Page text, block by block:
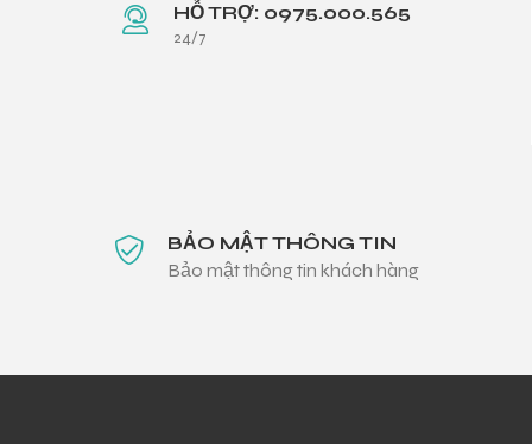
HỖ TRỢ: 0975.000.565
24/7
BẢO MẬT THÔNG TIN
Bảo mật thông tin khách hàng